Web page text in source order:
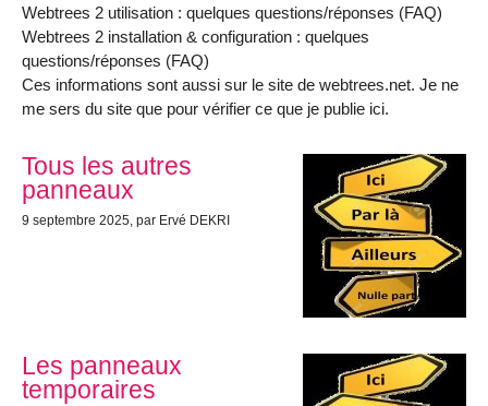
Webtrees 2 utilisation : quelques questions/réponses (FAQ)
Webtrees 2 installation & configuration : quelques
questions/réponses (FAQ)
Ces informations sont aussi sur le site de webtrees.net. Je ne
me sers du site que pour vérifier ce que je publie ici.
Tous les autres
panneaux
9 septembre 2025, par Ervé DEKRI
Les panneaux
temporaires